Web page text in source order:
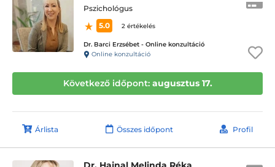
Pszichológus
5.0
2 értékelés
Dr. Barci Erzsébet - Online konzultáció
Online konzultáció
Következő időpont: augusztus 17.
Árlista Összes időpont Profil